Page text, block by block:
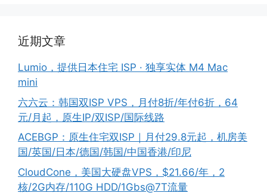
近期文章
Lumio，提供日本住宅 ISP · 独享实体 M4 Mac
mini
六六云：韩国双ISP VPS，月付8折/年付6折，64
元/月起，原生IP/双ISP/国际线路
ACEBGP：原生住宅双ISP｜月付29.8元起，机房美
国/英国/日本/德国/韩国/中国香港/印尼
CloudCone，美国大硬盘VPS，$21.66/年，2
核/2G内存/110G HDD/1Gbs@7T流量